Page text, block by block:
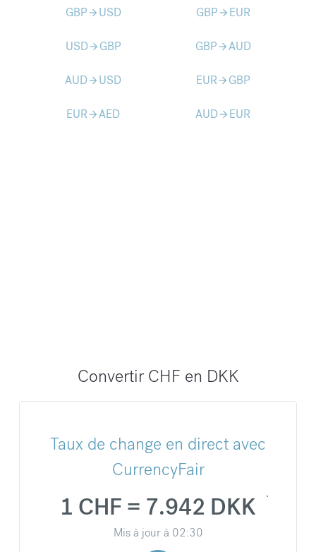
GBParrow_forward USD GBParrow_forward EUR
USDarrow_forward GBP GBParrow_forwardAUD
AUDarrow_forward USD EURarrow_forward GBP
EURarrow_forwardAED AUDarrow_forward EUR
Convertir CHF en DKK
Taux de change en direct avec
CurrencyFair
1 CHF = 7.942 DKK
Mis à jour à 02:30